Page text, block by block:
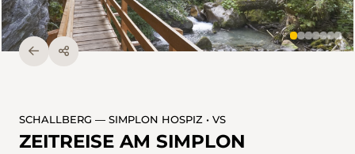
SCHALLBERG — SIMPLON HOSPIZ • VS
ZEITREISE AM SIMPLON